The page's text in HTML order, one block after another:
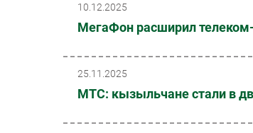
10.12.2025
МегаФон расширил
25.11.2025
МТС: кызыльчане стали в